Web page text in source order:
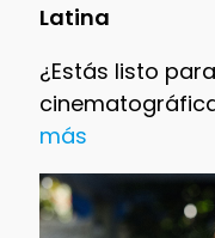
Latina
¿Estás listo
más